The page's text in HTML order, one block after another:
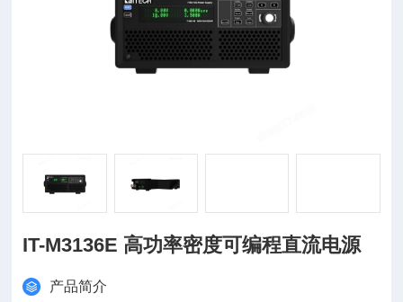
IT-M3136E 高功率密度可编程直流电源
产品简介